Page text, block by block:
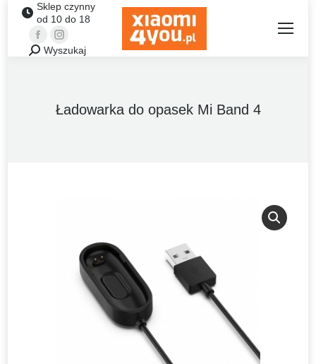
Sklep czynny
od 10 do 18
FacebookInstagram
Szukaj:Wyszukaj
Ładowarka do opasek Mi Band 4